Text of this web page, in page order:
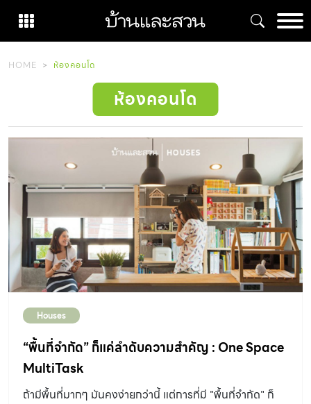
content
HOME ห้องคอนโด
ห้องคอนโด
Houses
“พื้นที่จำกัด” ก็แค่ลำดับความสำคัญ : One Space
MultiTask
ถ้ามีพื้นที่มากๆ มันคงง่ายกว่านี้ แต่การที่มี "พื้นที่จำกัด" ก็